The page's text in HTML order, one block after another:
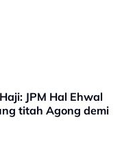
JPM Hal Ehwal
titah Agong demi